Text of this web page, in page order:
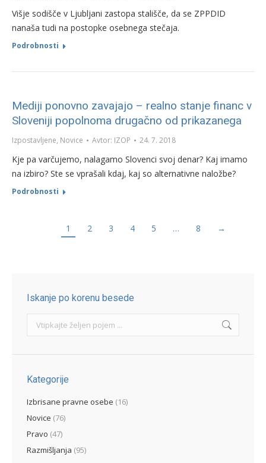
Višje sodišče v Ljubljani zastopa stališče, da se ZPPDID
nanaša tudi na postopke osebnega stečaja.
Podrobnosti
Mediji ponovno zavajajo – realno stanje financ v
Sloveniji popolnoma drugačno od prikazanega
Izpostavljene, Novice Avtor: IZOP 24. 7. 2018
Kje pa varčujemo, nalagamo Slovenci svoj denar? Kaj imamo
na izbiro? Ste se vprašali kdaj, kaj so alternativne naložbe?
Podrobnosti
1 2 3 4 5 … 8 →
Iskanje po korenu besede
Search:
Kategorije
Izbrisane pravne osebe (16)
Novice (76)
Pravo (47)
Razmišljanja (95)